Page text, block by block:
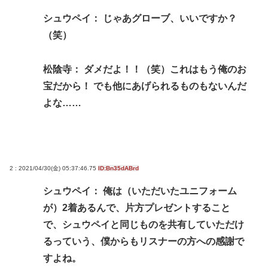
シュウペイ： じゃあグローブ、いいですか？
（笑）
松陰寺： ダメだよ！！（笑）これはもう俺のお
宝だから！ でも他にあげられるものもないんだ
よな……
2 : 2021/04/30(金) 05:37:46.75 ID:Bn35dABrd
シュウペイ： 俺は（いただいたユニフォーム
が）2着あるんで、片方プレゼントすること
で、シュウペイと同じものを共有していただけ
るっていう、僕からもリスナーの方への感謝で
すよね。